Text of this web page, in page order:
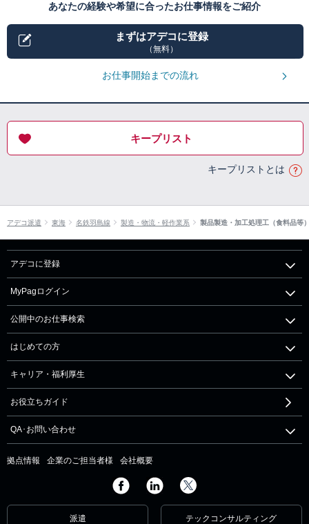
あなたの経験や希望に合ったお仕事情報をご紹介
まずはアデコに登録
（無料）
お仕事開始までの流れ
キープリスト
キープリストとは
アデコ派遣 東海 名鉄羽島線 製造・物流・軽作業系 製品製造・加工処理工（食料品等
アデコに登録
MyPagログイン
公開中のお仕事検索
はじめての方
キャリア・福利厚生
お役立ちガイド
QA･お問い合わせ
拠点情報 企業のご担当者様 会社概要
派遣 テックコンサルティング